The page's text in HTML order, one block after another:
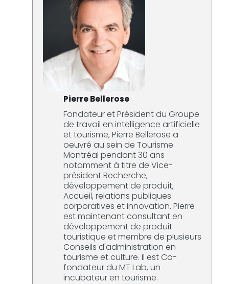
Pierre Bellerose
Fondateur et Président du Groupe
de travail en intelligence artificielle
et tourisme, Pierre Bellerose a
oeuvré au sein de Tourisme
Montréal pendant 30 ans
notamment à titre de Vice-
président Recherche,
développement de produit,
Accueil, relations publiques
corporatives et innovation. Pierre
est maintenant consultant en
développement de produit
touristique et membre de plusieurs
Conseils d'administration en
tourisme et culture. Il est Co-
fondateur du MT Lab, un
incubateur en tourisme.